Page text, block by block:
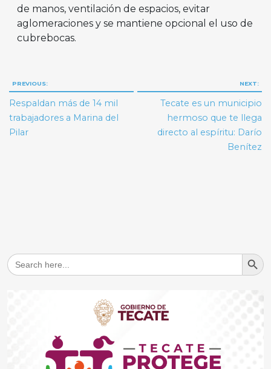
de manos, ventilación de espacios, evitar
aglomeraciones y se mantiene opcional el uso de
cubrebocas.
Navegación
de
entradas
PREVIOUS:
Respaldan más de 14 mil
trabajadores a Marina del
Pilar
NEXT:
Tecate es un municipio
hermoso que te llega
directo al espíritu: Darío
Benítez
Search
for:
Search